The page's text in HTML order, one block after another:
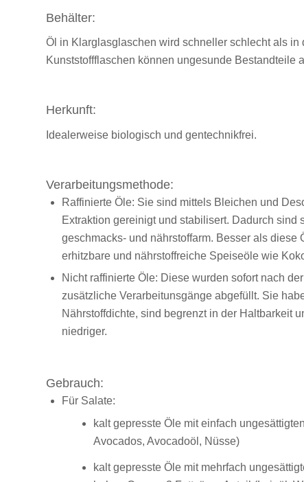
Behälter:
Öl in Klarglasglaschen wird schneller schlecht als in
Kunststoffflaschen können ungesunde Bestandteile
Herkunft:
Idealerweise biologisch und gentechnikfrei.
Verarbeitungsmethode:
Raffinierte Öle: Sie sind mittels Bleichen und
Extraktion gereinigt und stabilisert. Dadurch sind
geschmacks- und nährstoffarm. Besser als diese
erhitzbare und nährstoffreiche Speiseöle wie
Nicht raffinierte Öle: Diese wurden sofort nach
zusätzliche Verarbeitunsgänge abgefüllt. Sie
Nährstoffdichte, sind begrenzt in der Haltbarkeit
niedriger.
Gebrauch:
Für Salate:
kalt gepresste Öle mit einfach
Avocados, Avocadoöl, Nüsse)
kalt gepresste Öle mit mehrfach